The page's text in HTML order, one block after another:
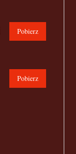
Pobierz
Pobierz